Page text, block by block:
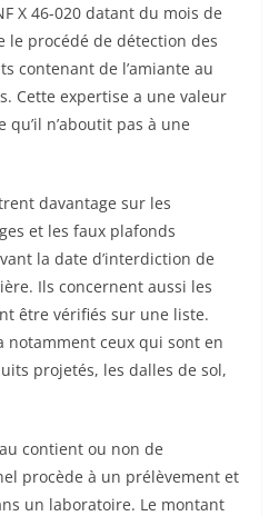
X 46-020 datant du mois de
le procédé de détection des
contenant de l’amiante au
Cette expertise a une valeur
n’aboutit pas à une
davantage sur les
et les faux plafonds
la date d’interdiction de
Ils concernent aussi les
être vérifiés sur une liste.
notamment ceux qui sont en
projetés, les dalles de sol,
contient ou non de
procède à un prélèvement et
un laboratoire. Le montant